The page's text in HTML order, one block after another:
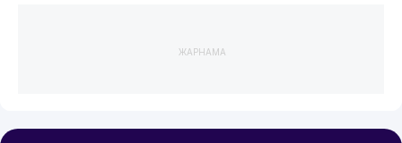
ЖАРНАМА